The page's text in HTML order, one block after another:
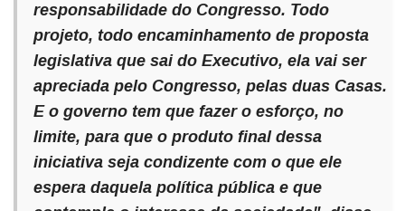
responsabilidade do Congresso. Todo
projeto, todo encaminhamento de proposta
legislativa que sai do Executivo, ela vai ser
apreciada pelo Congresso, pelas duas Casas.
E o governo tem que fazer o esforço, no
limite, para que o produto final dessa
iniciativa seja condizente com o que ele
espera daquela política pública e que